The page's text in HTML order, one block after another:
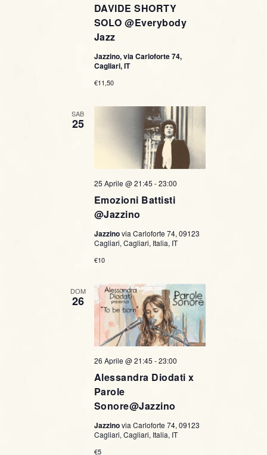
DAVIDE SHORTY
SOLO @Everybody
Jazz
Jazzino, via Carloforte 74,
Cagliari, IT
€11,50
SAB
25
Emozioni Battisti
@Jazzino
25 Aprile @ 21:45 -23:00
Jazzinovia Carloforte 74, 09123
Cagliari, Cagliari, Italia, IT
€10
DOM
26
Alessandra Diodati x
Parole
Sonore@Jazzino
26 Aprile @ 21:45 -23:00
Jazzinovia Carloforte 74, 09123
Cagliari, Cagliari, Italia, IT
€5